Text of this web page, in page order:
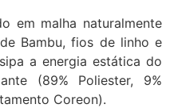
em malha naturalmente
Bambu, fios de linho e
a energia estática do
(89% Poliester, 9%
Coreon).